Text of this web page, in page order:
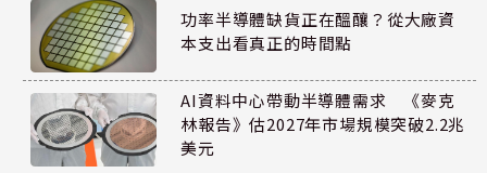
功率半導體缺貨正在醞釀？從大廠資
本支出看真正的時間點
AI資料中心帶動半導體需求 《麥克
林報告》估2027年市場規模突破2.2兆
美元